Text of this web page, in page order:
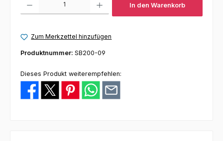
In den Warenkorb
Zum Merkzettel hinzufügen
Produktnummer: SB200-09
Dieses Produkt weiterempfehlen: